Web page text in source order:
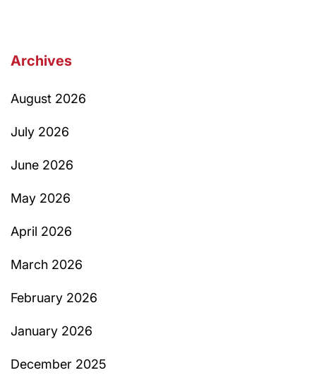
Archives
August 2026
July 2026
June 2026
May 2026
April 2026
March 2026
February 2026
January 2026
December 2025